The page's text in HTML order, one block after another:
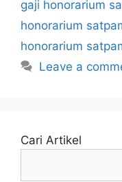
gaji honorarium
honorarium
honorarium
Leave a
Cari Artikel